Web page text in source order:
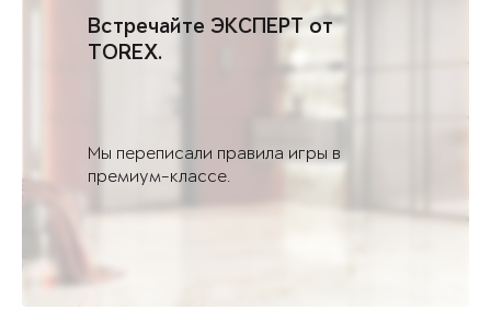
Встречайте ЭКСПЕРТ от
TOREX.
Мы переписали правила игры в
премиум-классе.